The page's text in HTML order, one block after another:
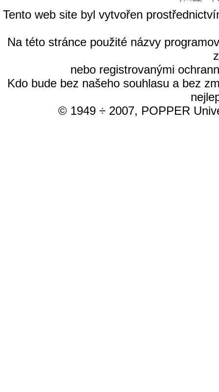
Tento web site byl vytvořen
Na této stránce použité názvy
nebo registrovanými
Kdo bude bez našeho souhlasu a bez
© 1949 ÷ 2007, POPPER